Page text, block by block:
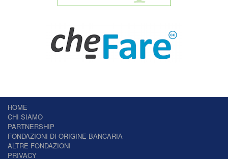
HOME
CHI SIAMO
PARTNERSHIP
FONDAZIONI DI ORIGINE BANCARIA
ALTRE FONDAZIONI
PRIVACY